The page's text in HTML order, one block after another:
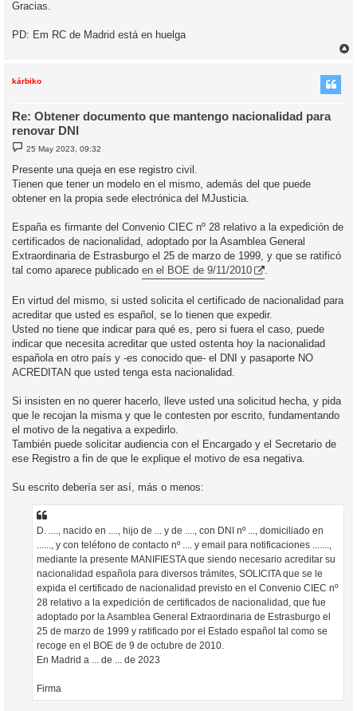
Gracias.
PD: Em RC de Madrid está en huelga
kárbiko
Re: Obtener documento que mantengo nacionalidad para
renovar DNI
M
s
a
j
e
25 May 2023, 09:32
Presente una queja en ese registro civil.
Tienen que tener un modelo en el mismo, además del que puede
obtener en la propia sede electrónica del MJusticia.
España es firmante del Convenio CIEC nº 28 relativo a la expedición de
certificados de nacionalidad, adoptado por la Asamblea General
Extraordinaria de Estrasburgo el 25 de marzo de 1999, y que se ratificó
tal como aparece publicado en el BOE de 9/11/2010 .
En virtud del mismo, si usted solicita el certificado de nacionalidad para
acreditar que usted es español, se lo tienen que expedir.
Usted no tiene que indicar para qué es, pero si fuera el caso, puede
indicar que necesita acreditar que usted ostenta hoy la nacionalidad
española en otro país y -es conocido que- el DNI y pasaporte NO
ACREDITAN que usted tenga esta nacionalidad.
Si insisten en no querer hacerlo, lleve usted una solicitud hecha, y pida
que le recojan la misma y que le contesten por escrito, fundamentando
el motivo de la negativa a expedirlo.
También puede solicitar audiencia con el Encargado y el Secretario de
ese Registro a fin de que le explique el motivo de esa negativa.
Su escrito debería ser así, más o menos:
D. ...., nacido en ...., hijo de ... y de ...., con DNI nº ..., domiciliado en
......, y con teléfono de contacto nº .... y email para notificaciones .......,
mediante la presente MANIFIESTA que siendo necesario acreditar su
nacionalidad española para diversos trámites, SOLICITA que se le
expida el certificado de nacionalidad previsto en el Convenio CIEC nº
28 relativo a la expedición de certificados de nacionalidad, que fue
adoptado por la Asamblea General Extraordinaria de Estrasburgo el
25 de marzo de 1999 y ratificado por el Estado español tal como se
recoge en el BOE de 9 de octubre de 2010.
En Madrid a ... de ... de 2023
Firma